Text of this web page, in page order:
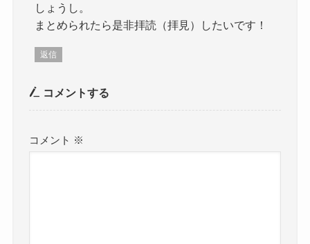
しょうし。
まとめられたら是非拝読（拝見）したいです！
返信
コメントする
コメント ※